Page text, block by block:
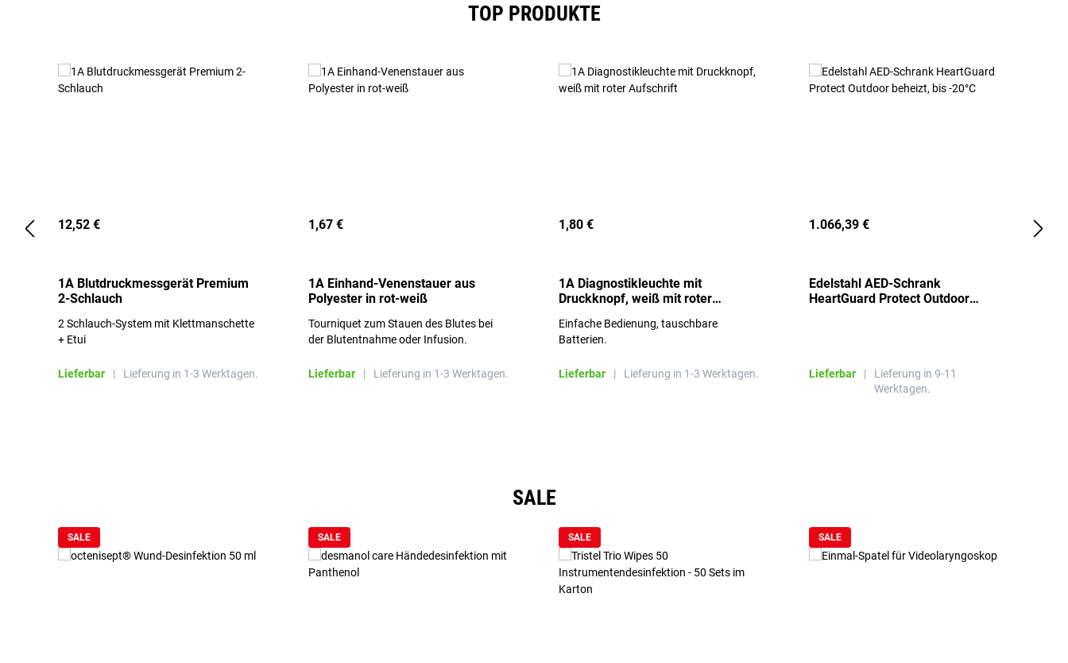
TOP PRODUKTE
12,52 €
1A Blutdruckmessgerät Premium
2-Schlauch
2 Schlauch-System mit Klettmanschette
+ Etui
Lieferbar | Lieferung in 1-3 Werktagen.
1,67 €
1A Einhand-Venenstauer aus
Polyester in rot-weiß
Tourniquet zum Stauen des Blutes bei
der Blutentnahme oder Infusion.
Lieferbar | Lieferung in 1-3 Werktagen.
1,80 €
1A Diagnostikleuchte mit
Druckknopf, weiß mit roter
Einfache Bedienung, tauschbare
Batterien.
Lieferbar | Lieferung in 1-3 Werktagen.
1.066,39 €
Edelstahl AED-Schrank
HeartGuard Protect Outdoor
Lieferbar |
Lieferung in 9-11
Werktagen.
SALE
SALE SALE SALE SALE